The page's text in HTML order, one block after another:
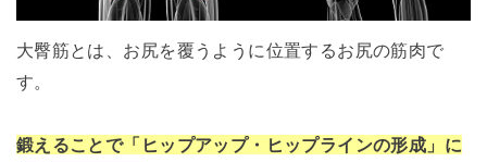
大臀筋とは、お尻を覆うように位置するお尻の筋肉で
す。
鍛えることで「ヒップアップ・ヒップラインの形成」に